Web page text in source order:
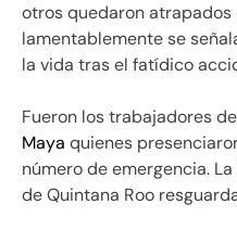
otros quedaron
lamentablemente se
la vida tras el fatídico
Fueron los trabajadores
Maya quienes
número de emergencia.
de Quintana Roo